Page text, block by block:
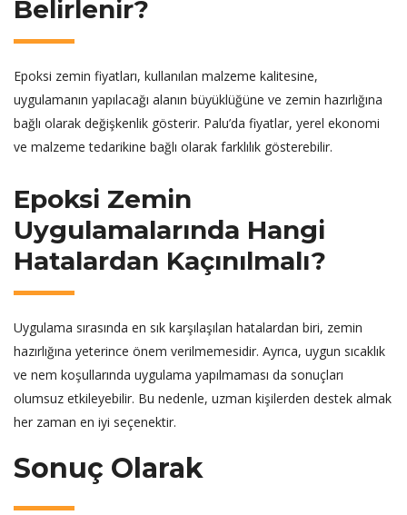
Belirlenir?
Epoksi zemin fiyatları, kullanılan malzeme kalitesine,
uygulamanın yapılacağı alanın büyüklüğüne ve zemin hazırlığına
bağlı olarak değişkenlik gösterir. Palu’da fiyatlar, yerel ekonomi
ve malzeme tedarikine bağlı olarak farklılık gösterebilir.
Epoksi Zemin
Uygulamalarında Hangi
Hatalardan Kaçınılmalı?
Uygulama sırasında en sık karşılaşılan hatalardan biri, zemin
hazırlığına yeterince önem verilmemesidir. Ayrıca, uygun sıcaklık
ve nem koşullarında uygulama yapılmaması da sonuçları
olumsuz etkileyebilir. Bu nedenle, uzman kişilerden destek almak
her zaman en iyi seçenektir.
Sonuç Olarak